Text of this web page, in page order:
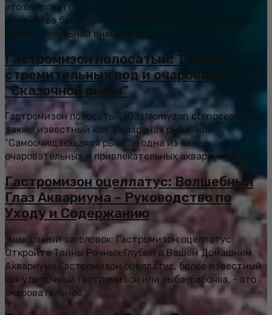
это очаровательная и своеобразная рыбка из
семейства балиториевых (Balitoridae), покоряющая
своей уникальной внешностью и...
Гастромизон полосатый: Тайны
стремительных вод и очарование
“Сказочной рыбы”
Гастромизон полосатый (Gastromyzon ctenocephalus),
также известный как “Сказочная рыба” или
“Самоочищающаяся рыба”, – одна из самых
очаровательных и привлекательных аквариумных...
Гастромизон оцеллатус: Волшебный
Глаз Аквариума – Руководство по
Уходу и Содержанию
Уникальный заголовок: Гастромизон оцеллатус:
Откройте Тайны Речных Глубин в Вашем Домашнем
Аквариуме Гастромизон оцеллатус, более известный
как улиточный гастромизон или рыба-бабочка, - это
очаровательное...